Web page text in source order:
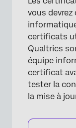
vous
certificats
Qualtrics
équipe
certificat
tester la
la mise à